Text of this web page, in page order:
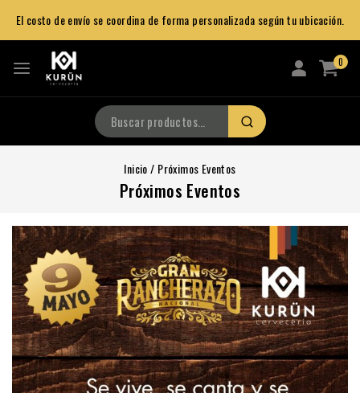
El costo de envío se coordina de forma personalizada según tu ubicación.
0
Inicio/ Próximos Eventos
Próximos Eventos